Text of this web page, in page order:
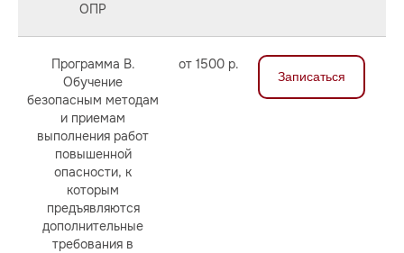
ОПР
Программа В.
Обучение
безопасным методам
и приемам
выполнения работ
повышенной
опасности, к
которым
предъявляются
дополнительные
требования в
от 1500 р.
Записаться